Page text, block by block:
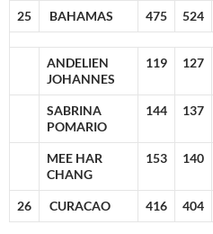
25 BAHAMAS 475 524
ANDELIEN
JOHANNES
119 127
SABRINA
POMARIO
144 137
MEE HAR
CHANG
153 140
26 CURACAO 416 404